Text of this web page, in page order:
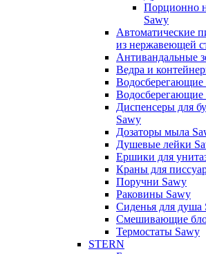
Порционно
Sawy
Автоматические
из нержавеющей
Антивандальные
Ведра и
Водосберегающие
Водосберегающие
Диспенсеры для
Sawy
Дозаторы мыла
Душевые лейки
Ершики для
Краны для
Поручни Sawy
Раковины Sawy
Сиденья для душа
Смешивающие
Термостаты Sawy
STERN